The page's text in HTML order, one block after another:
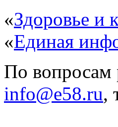
«Здоровье и
«Единая
По вопросам
info@e58.ru,